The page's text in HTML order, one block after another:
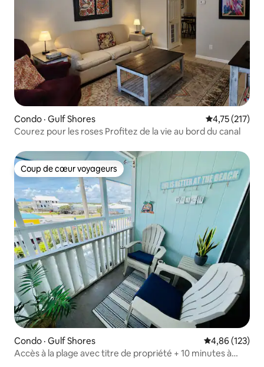
Condo · Gulf Shores Note
4,75 (217)
Courez pour les roses Profitez de la vie au bord du canal
Coup de cœur voyageurs
Coup de cœur voyageurs
Condo · Gulf Shores Note
4,86 (123)
Accès à la plage avec titre de propriété + 10 minutes à